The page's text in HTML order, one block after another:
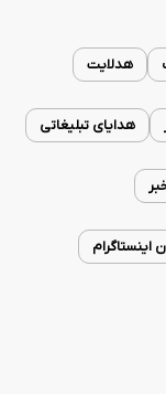
هدلایت
هدایای تبلیغاتی
اینستاگرام